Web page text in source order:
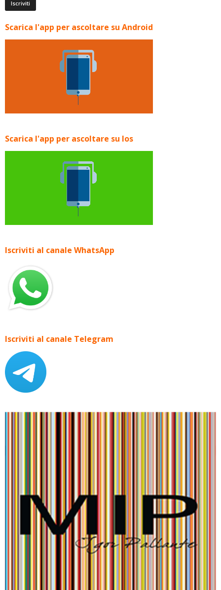
Scarica l'app per ascoltare su Android
Scarica l'app per ascoltare su Ios
Iscriviti al canale WhatsApp
Iscriviti al canale Telegram